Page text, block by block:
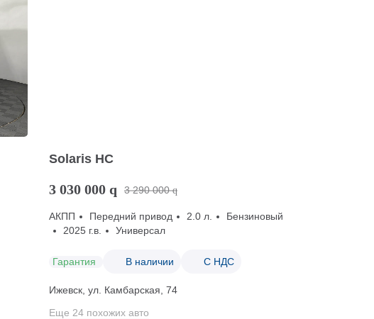
Solaris HC
3 030 000 q 3 290 000 q
АКПП Передний привод 2.0 л.
Бензиновый
2025 г.в.
Универсал
Гарантия В наличии С НДС
Ижевск, ул. Камбарская, 74
Еще 24 похожих авто